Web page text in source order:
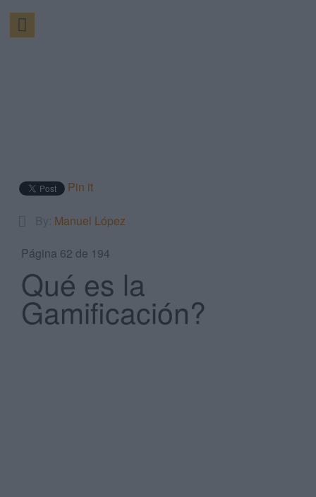
Pin it
Manuel López
Página 62 de 194
Qué es la
Gamificación?